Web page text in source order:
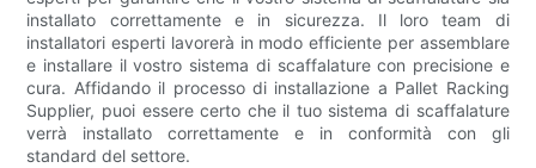
installato correttamente e in sicurezza. Il loro team di
installatori esperti lavorerà in modo efficiente per assemblare
e installare il vostro sistema di scaffalature con precisione e
cura. Affidando il processo di installazione a Pallet Racking
Supplier, puoi essere certo che il tuo sistema di scaffalature
verrà installato correttamente e in conformità con gli
standard del settore.